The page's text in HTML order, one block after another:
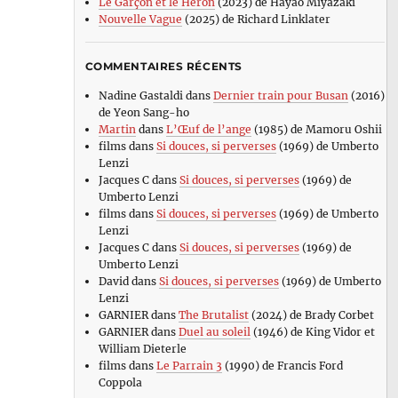
Nouvelle Vague (2025) de Richard Linklater
COMMENTAIRES RÉCENTS
Nadine Gastaldi dans Dernier train pour Busan (2016)
de Yeon Sang-ho
Martin dans L’Œuf de l’ange (1985) de Mamoru Oshii
filmsdans Si douces, si perverses(1969) de Umberto
Lenzi
Jacques Cdans Si douces, si perverses(1969) de
Umberto Lenzi
filmsdans Si douces, si perverses(1969) de Umberto
Lenzi
Jacques Cdans Si douces, si perverses(1969) de
Umberto Lenzi
David dans Si douces, si perverses(1969) de Umberto
Lenzi
GARNIERdans The Brutalist(2024) de Brady Corbet
GARNIERdans Duel au soleil (1946) de King Vidor et
William Dieterle
filmsdans Le Parrain 3 (1990) de Francis Ford
Coppola